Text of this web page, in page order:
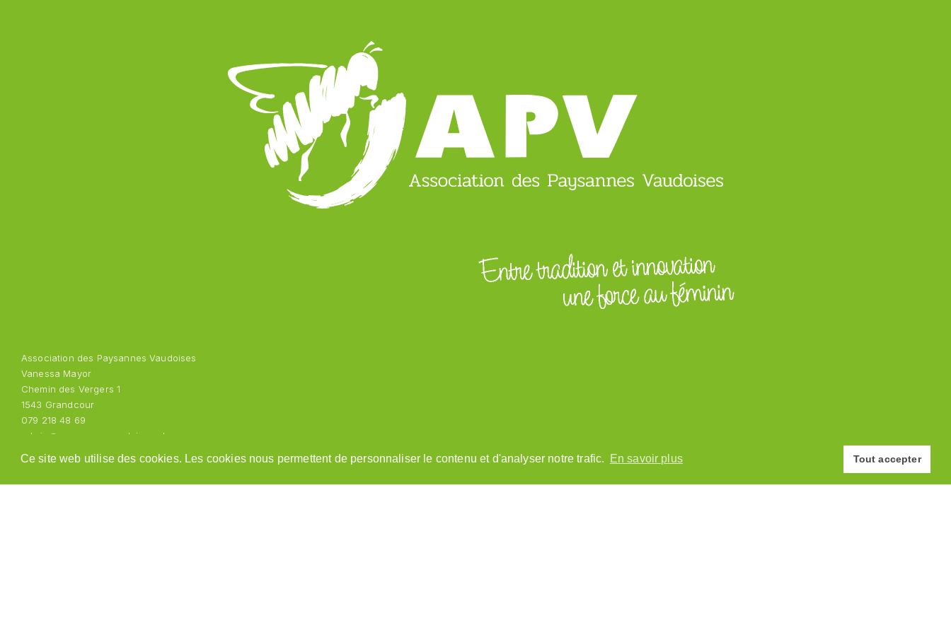
Ce site web utilise des cookies. Les cookies nous permettent de personnaliser le contenu et d'analyser notre trafic. En savoir plus Tout accepter
Association des Paysannes Vaudoises
Vanessa Mayor
Chemin des Vergers 1
1543 Grandcour
079 218 48 69
admin@paysannesvaudoises.ch
© Association des Paysannes Vaudoises · 2026
y.ka graphic design